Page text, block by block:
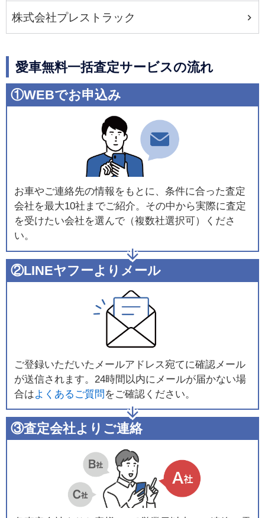
株式会社プレストラック
愛車無料一括査定サービスの流れ
①WEBでお申込み
お車やご連絡先の情報をもとに、条件に合った査定
会社を最大10社までご紹介。その中から実際に査定
を受けたい会社を選んで（複数社選択可）くださ
い。
②LINEヤフーよりメール
ご登録いただいたメールアドレス宛てに確認メール
が送信されます。24時間以内にメールが届かない場
合はよくあるご質問 をご確認ください。
③査定会社よりご連絡